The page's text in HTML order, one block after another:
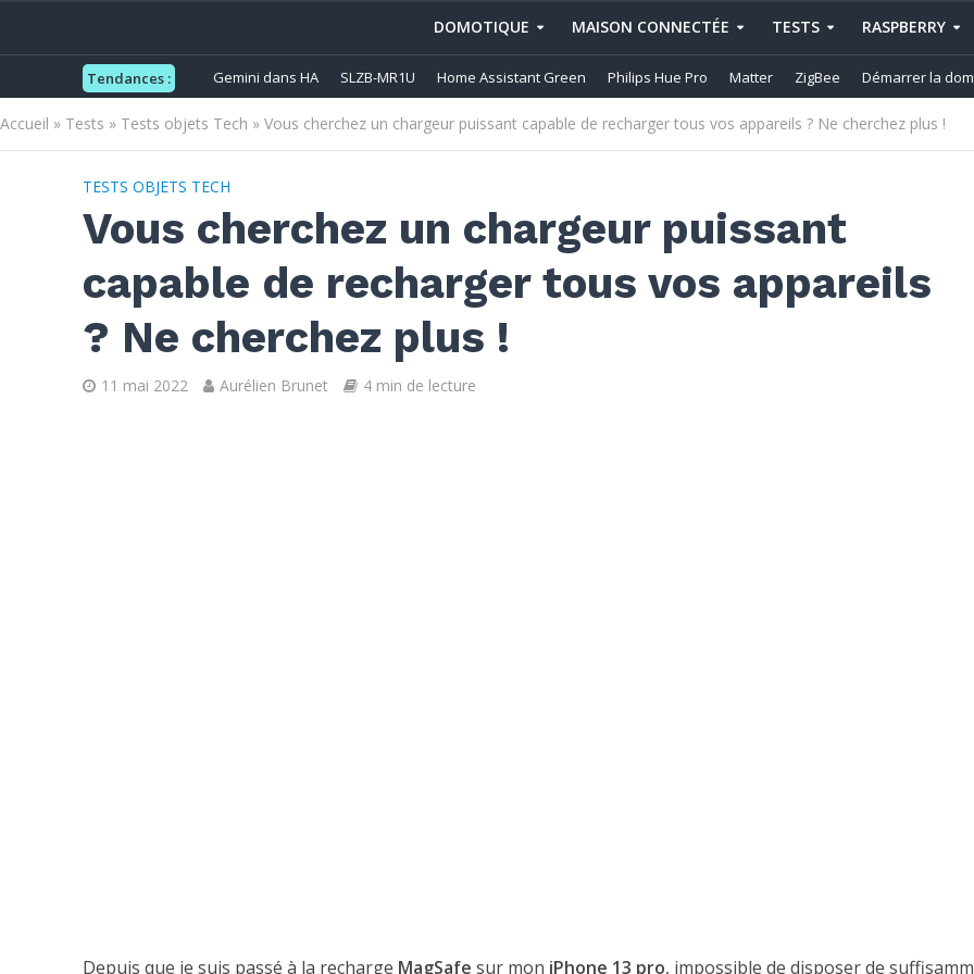
DOMOTIQUE MAISON CONNECTÉE TESTS RASPBERRY
Tendances : Gemini dans HA SLZB-MR1U Home Assistant Green Philips Hue Pro Matter ZigBee Démarrer la
Accueil » Tests » Tests objets Tech » Vous cherchez un chargeur puissant capable de recharger tous vos appareils ? Ne cherchez plus !
TESTS OBJETS TECH
Vous cherchez un chargeur puissant
capable de recharger tous vos appareils
? Ne cherchez plus !
11 mai 2022 Aurélien Brunet 4 min de lecture
Depuis que je suis passé à la recharge MagSafe sur mon iPhone 13 pro, impossible de disposer de